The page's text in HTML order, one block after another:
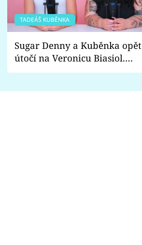
TADEÁŠ KUBĚNKA
Sugar Denny a Kuběnka opět
útočí na Veronicu Biasiol.
Proč je podle nich falešná a